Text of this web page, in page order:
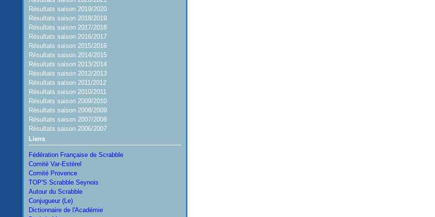
Résultats saison 2019/2020
Résultats saison 2018/2019
Résultats saison 2017/2018
Résultats saison 2016/2017
Résultats saison 2015/2016
Résultats saison 2014/2015
Résultats saison 2013/2014
Résultats saison 2012/2013
Résultats saison 2011/2012
Résultats saison 2010/2011
Résultats saison 2009/2010
Résultats saison 2008/2009
Résultats saison 2007/2008
Résultats saison 2006/2007
Liens
Fédération Française de Scrabble
Comité Var-Estérel
Comité Provence
TOP'S Scrabble Seynois
Autour du Scrabble
Conjugueur (Le)
Dictionnaire de l'Académie